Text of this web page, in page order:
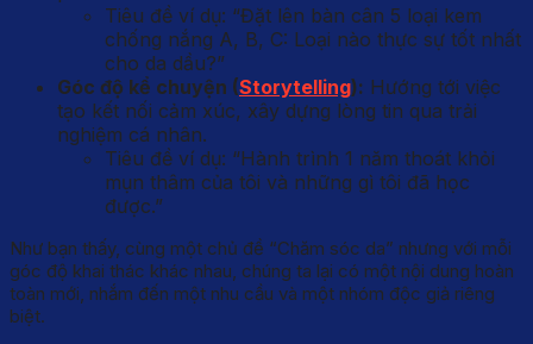
Tiêu đề ví dụ: “Đặt lên bàn cân 5 loại kem
chống nắng A, B, C: Loại nào thực sự tốt nhất
cho da dầu?”
Góc độ kể chuyện (Storytelling): Hướng tới việc
tạo kết nối cảm xúc, xây dựng lòng tin qua trải
nghiệm cá nhân.
Tiêu đề ví dụ: “Hành trình 1 năm thoát khỏi
mụn thâm của tôi và những gì tôi đã học
được.”
Như bạn thấy, cùng một chủ đề “Chăm sóc da” nhưng với mỗi
góc độ khai thác khác nhau, chúng ta lại có một nội dung hoàn
toàn mới, nhắm đến một nhu cầu và một nhóm độc giả riêng
biệt.